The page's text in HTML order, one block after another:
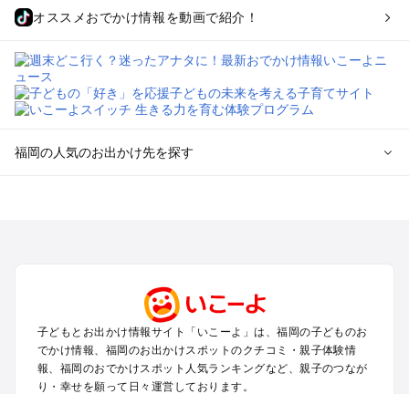
オススメおでかけ情報を動画で紹介！
福岡の人気のお出かけ先を探す
柳川・八女・筑後のプールお出かけ
糸島・前原のプールお出かけ
太宰府・宗像のプールお出かけ
子どもとお出かけ情報サイト「いこーよ」は、福岡の子どものお
でかけ情報、福岡のお出かけスポットのクチコミ・親子体験情
報、福岡のおでかけスポット人気ランキングなど、親子のつなが
り・幸せを願って日々運営しております。